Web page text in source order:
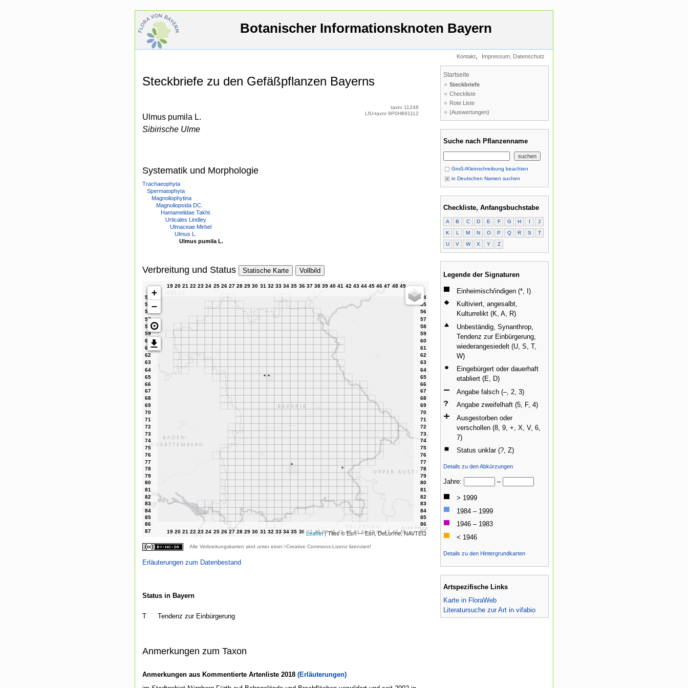
Botanischer Informationsknoten Bayern
Kontakt, Impressum, Datenschutz
Steckbriefe zu den Gefäßpflanzen Bayerns
Ulmus pumila L.
Sibirische Ulme
taxnr 11248
LfU-taxnr 9P0H891112
Systematik und Morphologie
Trachaeophyta
Spermatophyta
Magnoliophytina
Magnoliopsida DC.
Hamamelidae Takht.
Urticales Lindley
Ulmaceae Mirbel
Ulmus L.
Ulmus pumila L.
Verbreitung und Status Statische Karte Vollbild
+
−
⊙
Leaflet| Tiles © Esri — Esri, DeLorme, NAVTEQ
Alle Verbreitungskarten sind unter einer Creative Commons-Lizenz lizenziert!
Erläuterungen zum Datenbestand
Status in Bayern
T Tendenz zur Einbürgerung
Anmerkungen zum Taxon
Anmerkungen aus Kommentierte Artenliste 2018 (Erläuterungen)
Startseite
Steckbriefe
Checkliste
Rote Liste
(Auswertungen)
Suche nach Pflanzenname
Groß-/Kleinschreibung beachten
in Deutschen Namen suchen
Checkliste, Anfangsbuchstabe
A B C D E F G H I
J
K
L M N O P Q R S
T
U
V W X Y Z
Legende der Signaturen
Einheimisch/indigen (*, I)
Kultiviert, angesalbt,
Kulturrelikt (K, A, R)
Unbeständig, Synanthrop,
Tendenz zur Einbürgerung,
wiederangesiedelt (U, S, T,
W)
Eingebürgert oder dauerhaft
etabliert (E, D)
Angabe falsch (–, 2, 3)
Angabe zweifelhaft (5, F, 4)
Ausgestorben oder
verschollen (8, 9, +, X, V, 6,
7)
Status unklar (?, Z)
Details zu den Abkürzungen
Jahre: –
> 1999
1984 – 1999
1946 – 1983
< 1946
Details zu den Hintergrundkarten
Artspezifische Links
Karte in FloraWeb
Literatursuche zur Art in vifabio